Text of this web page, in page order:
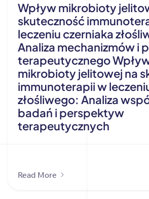
Wpływ mikrobioty
skuteczność
leczeniu czerniaka
Analiza mechanizmów i
terapeutycznego
mikrobioty jelitowej na
immunoterapii w
złośliwego: Analiza
badań i perspektyw
terapeutycznych
Read More